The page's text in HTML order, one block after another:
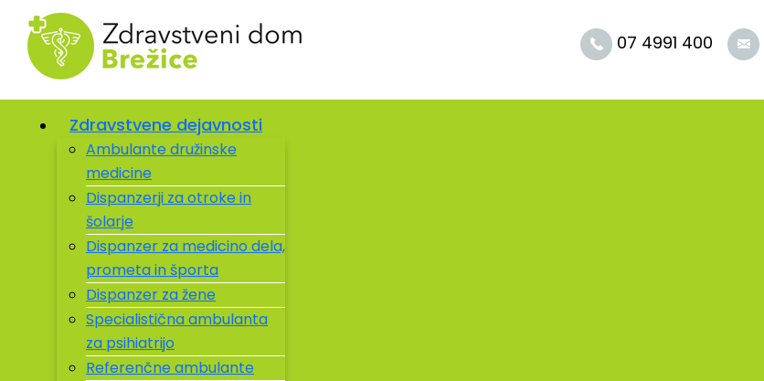
07 4991 400
Zdravstvene dejavnosti
Ambulante družinske
medicine
Dispanzerji za otroke in
šolarje
Dispanzer za medicino dela,
prometa in športa
Dispanzer za žene
Specialistična ambulanta
za psihiatrijo
Referenčne ambulante